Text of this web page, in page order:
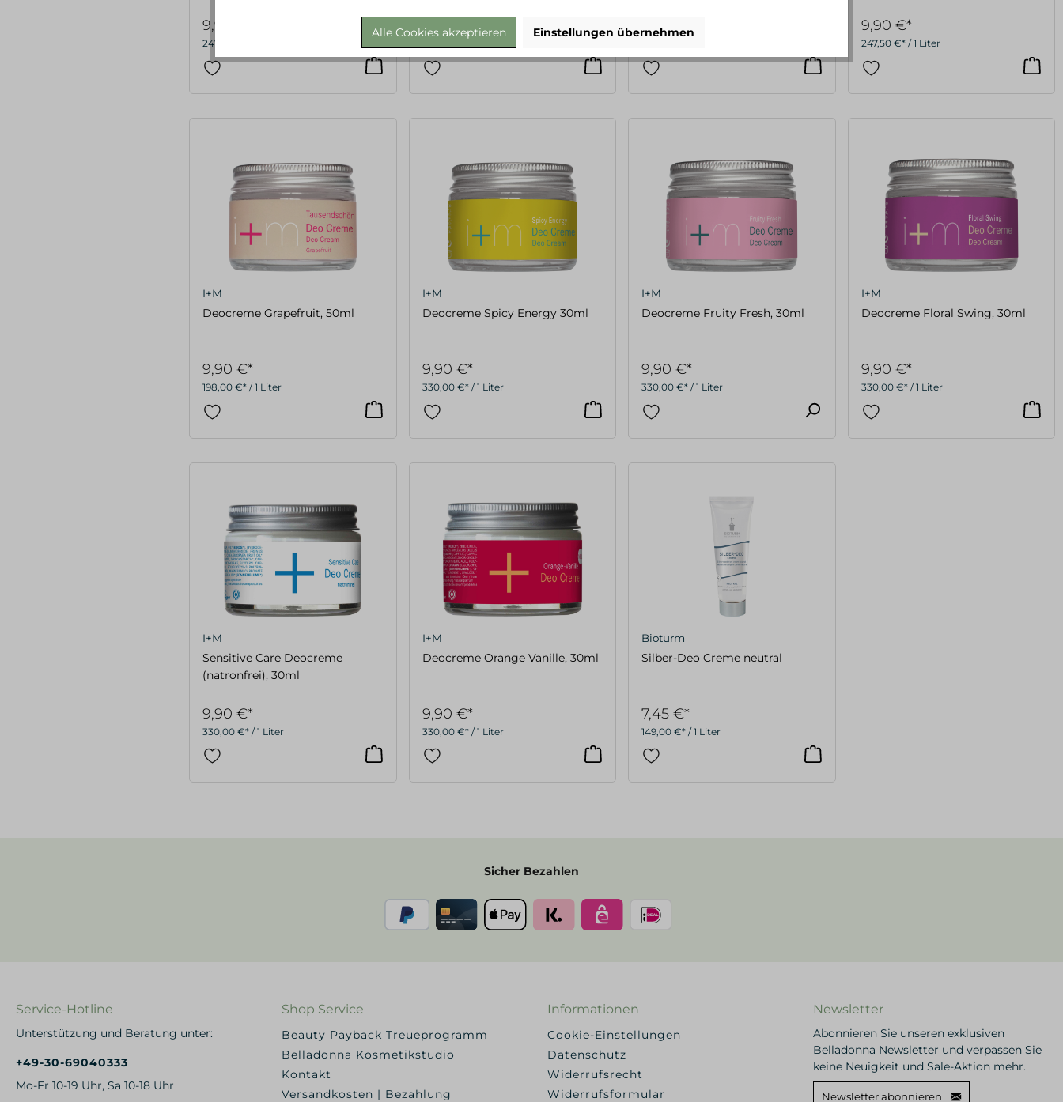
247,50 €* / 1 Liter
9,90 €* 9,90 €* 10,90 €*
247,50 €* / 1 Liter
9,90 €*
I+M
Deocreme Grapefruit, 50ml
198,00 €* / 1 Liter
9,90 €*
I+M
Deocreme Spicy Energy 30ml
330,00 €* / 1 Liter
9,90 €*
I+M
Deocreme Fruity Fresh, 30ml
330,00 €* / 1 Liter
9,90 €*
I+M
Deocreme Floral Swing, 30ml
330,00 €* / 1 Liter
9,90 €*
I+M
Sensitive Care Deocreme
(natronfrei), 30ml
330,00 €* / 1 Liter
9,90 €*
I+M
Deocreme Orange Vanille, 30ml
330,00 €* / 1 Liter
9,90 €*
Bioturm
Silber-Deo Creme neutral
149,00 €* / 1 Liter
7,45 €*
Sicher Bezahlen
Service-Hotline
Unterstützung und Beratung unter:
+49-30-69040333
Mo-Fr 10-19 Uhr, Sa 10-18 Uhr
Shop Service
Beauty Payback Treueprogramm
Belladonna Kosmetikstudio
Kontakt
Versandkosten | Bezahlung
Informationen
Cookie-Einstellungen
Datenschutz
Widerrufsrecht
Widerrufsformular
Newsletter
Abonnieren Sie unseren exklusiven
Belladonna Newsletter und verpassen Sie
keine Neuigkeit und Sale-Aktion mehr.
Newsletter abonnieren
Alle Cookies akzeptieren Einstellungen übernehmen